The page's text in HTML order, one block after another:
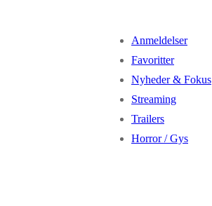
Anmeldelser
Favoritter
Nyheder & Fokus
Streaming
Trailers
Horror / Gys